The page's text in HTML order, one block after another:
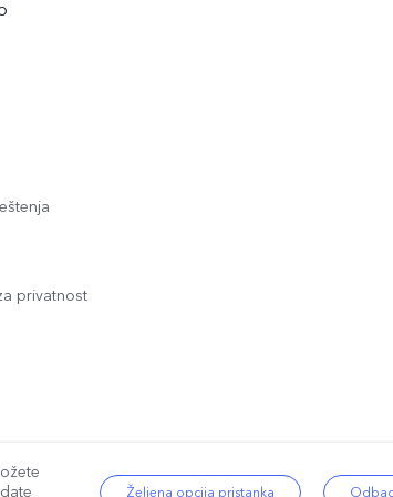
privatnost
Smernice za kolačiće | Podršku za privatnost
Željena opcija pristanka